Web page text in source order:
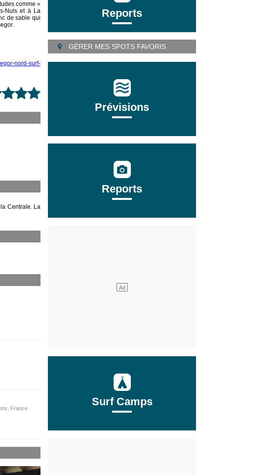
comme «
Nuls et à La
de sable qui
nord-surf-
Centrale. La
France
Reports
GÉRER MES SPOTS FAVORIS
Prévisions
Reports
Surf Camps